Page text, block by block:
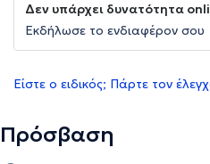
Δεν υπάρχει δυνατότητα
Εκδήλωσε το ενδιαφέρον σου
Είστε ο ειδικός; Πάρτε τον
Πρόσβαση